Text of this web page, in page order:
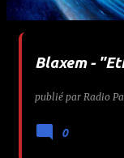
c
Blaxem -
publié par Radio
0